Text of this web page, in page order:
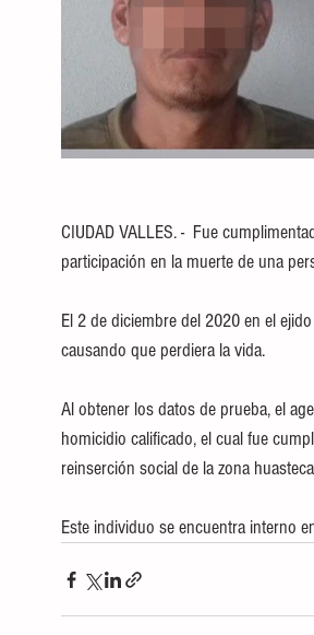
CIUDAD VALLES. -  Fue
participación en la muerte de una
El 2 de diciembre del 2020 en el
causando que perdiera la vida.
Al obtener los datos de prueba, el
homicidio calificado, el cual fue
reinserción social de la zona
Este individuo se encuentra interno